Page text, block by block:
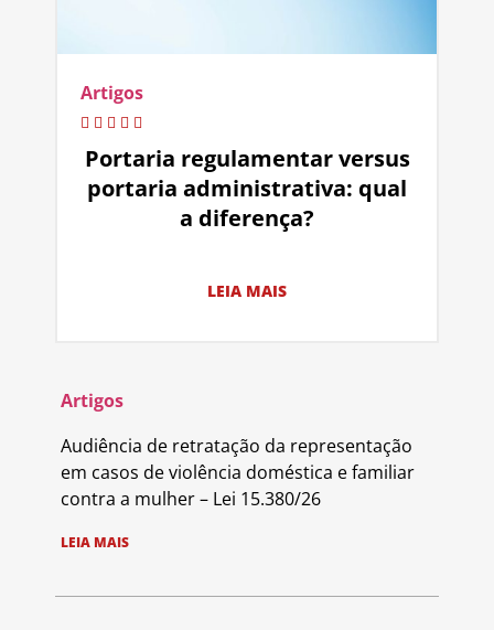
Artigos
Portaria regulamentar versus
portaria administrativa: qual
a diferença?
LEIA MAIS
Artigos
Audiência de retratação da representação
em casos de violência doméstica e familiar
contra a mulher – Lei 15.380/26
LEIA MAIS